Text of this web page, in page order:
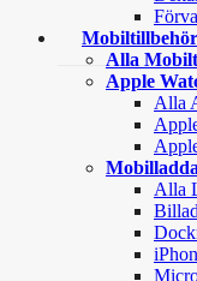
Mobiltillbehör
Alla
Apple
Alla
Alla